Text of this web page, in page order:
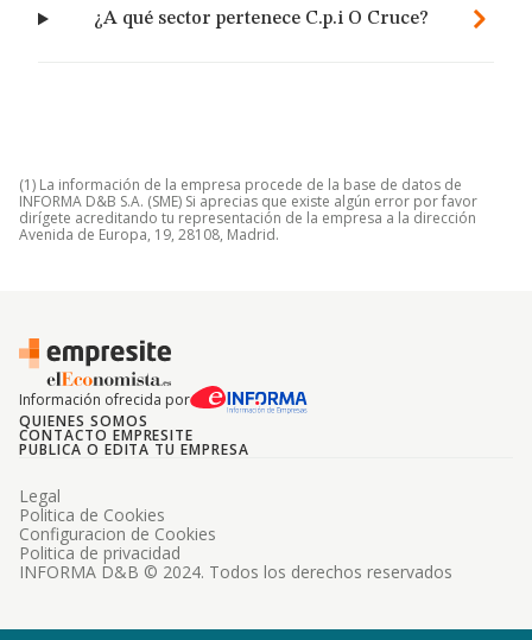
¿A qué sector pertenece C.p.i O Cruce?
(1) La información de la empresa procede de la base de datos de
INFORMA D&B S.A. (SME) Si aprecias que existe algún error por favor
dirígete acreditando tu representación de la empresa a la dirección
Avenida de Europa, 19, 28108, Madrid.
Información ofrecida por
QUIENES SOMOS
CONTACTO EMPRESITE
PUBLICA O EDITA TU EMPRESA
INFORMA D&B © 2024. Todos los derechos reservados
Legal
Politica de Cookies
Configuracion de Cookies
Politica de privacidad